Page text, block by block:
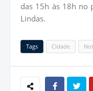
das 15h às 18h no
Lindas.
Tags Cidade